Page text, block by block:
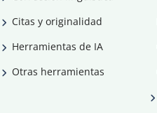
Citas y originalidad
Herramientas de IA
Otras herramientas